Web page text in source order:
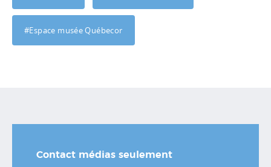
#Espace musée Québecor
Contact médias seulement